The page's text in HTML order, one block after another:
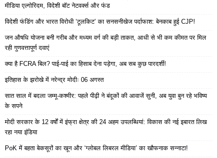
मीडिया एल्गोरिदम, विदेशी बॉट नेटवर्क्स और फंड
विदेशी फंडिंग और भारत विरोधी ‘टूलकिट’ का सनसनीखेज पर्दाफाश: बेनकाब हुई CJP!
जन औषधि योजना बनी गरीब और मध्यम वर्ग की बड़ी ताकत, आधी से भी कम कीमत पर मिल
रही गुणवत्तापूर्ण दवाएं
क्या है FCRA बिल? पाई-पाई का हिसाब देना पड़ेगा, अब सब कुछ पारदर्शी!
इतिहास के झरोखे में नरेन्द्र मोदीः 06 अगस्त
सात साल में बदला जम्मू-कश्मीर: पहले पीढ़ी ने बंदूकों की आवाजें सुनी, अब युवा बुन रहे भविष्य
के सपने
मोदी सरकार के 12 वर्षों में इंफ्रा क्षेत्र की 24 अहम उपलब्धियां: विकास की नई इबारत लिख
रहा नया इंडिया
PoK में बहता बेकसूरों का खून और ‘ग्लोबल लिबरल मीडिया’ का खौफनाक सन्नाटा!